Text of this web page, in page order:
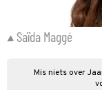
Saïda Maggé
Mis niets over